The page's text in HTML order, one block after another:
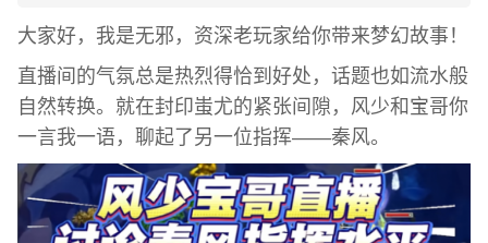
大家好，我是无邪，资深老玩家给你带来梦幻故事！
直播间的气氛总是热烈得恰到好处，话题也如流水般
自然转换。就在封印蚩尤的紧张间隙，风少和宝哥你
一言我一语，聊起了另一位指挥——秦风。